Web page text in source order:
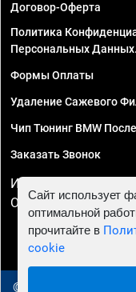
Договор-Оферта
Политика
Персональных Данных.
Формы Оплаты
Удаление Сажевого
Чип Тюнинг BMW
Заказать Звонок
ИП Смирнов
ОГРНИП
© 2010 - 2026 Чип
Сайт использует
оптимальной
прочитайте в
cookie